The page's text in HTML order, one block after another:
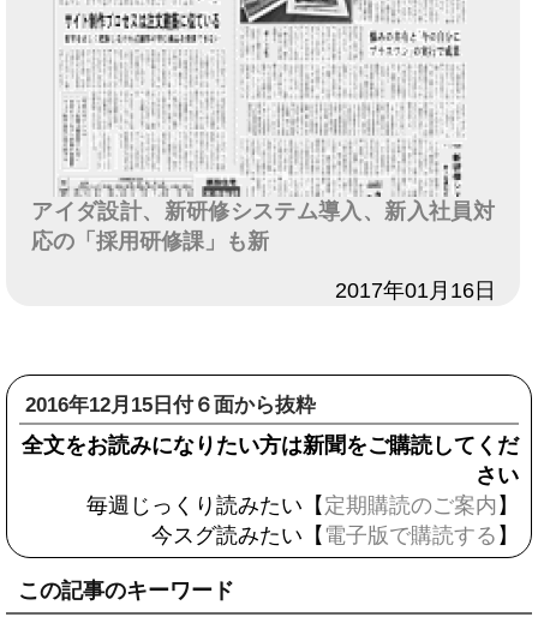
アイダ設計、新研修システム導入、新入社員対
応の「採用研修課」も新
2017年01月16日
2016年12月15日付６面から抜粋
全文をお読みになりたい方は新聞をご購読してくだ
さい
毎週じっくり読みたい【 定期購読のご案内 】
今スグ読みたい【 電子版で購読する 】
この記事のキーワード